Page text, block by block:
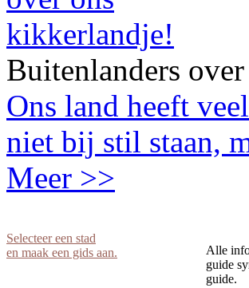
Buitenlanders
Ons land heeft
niet bij stil staan,
Meer >>
Selecteer een stad
en maak een gids aan.
Alle
guide
guide.